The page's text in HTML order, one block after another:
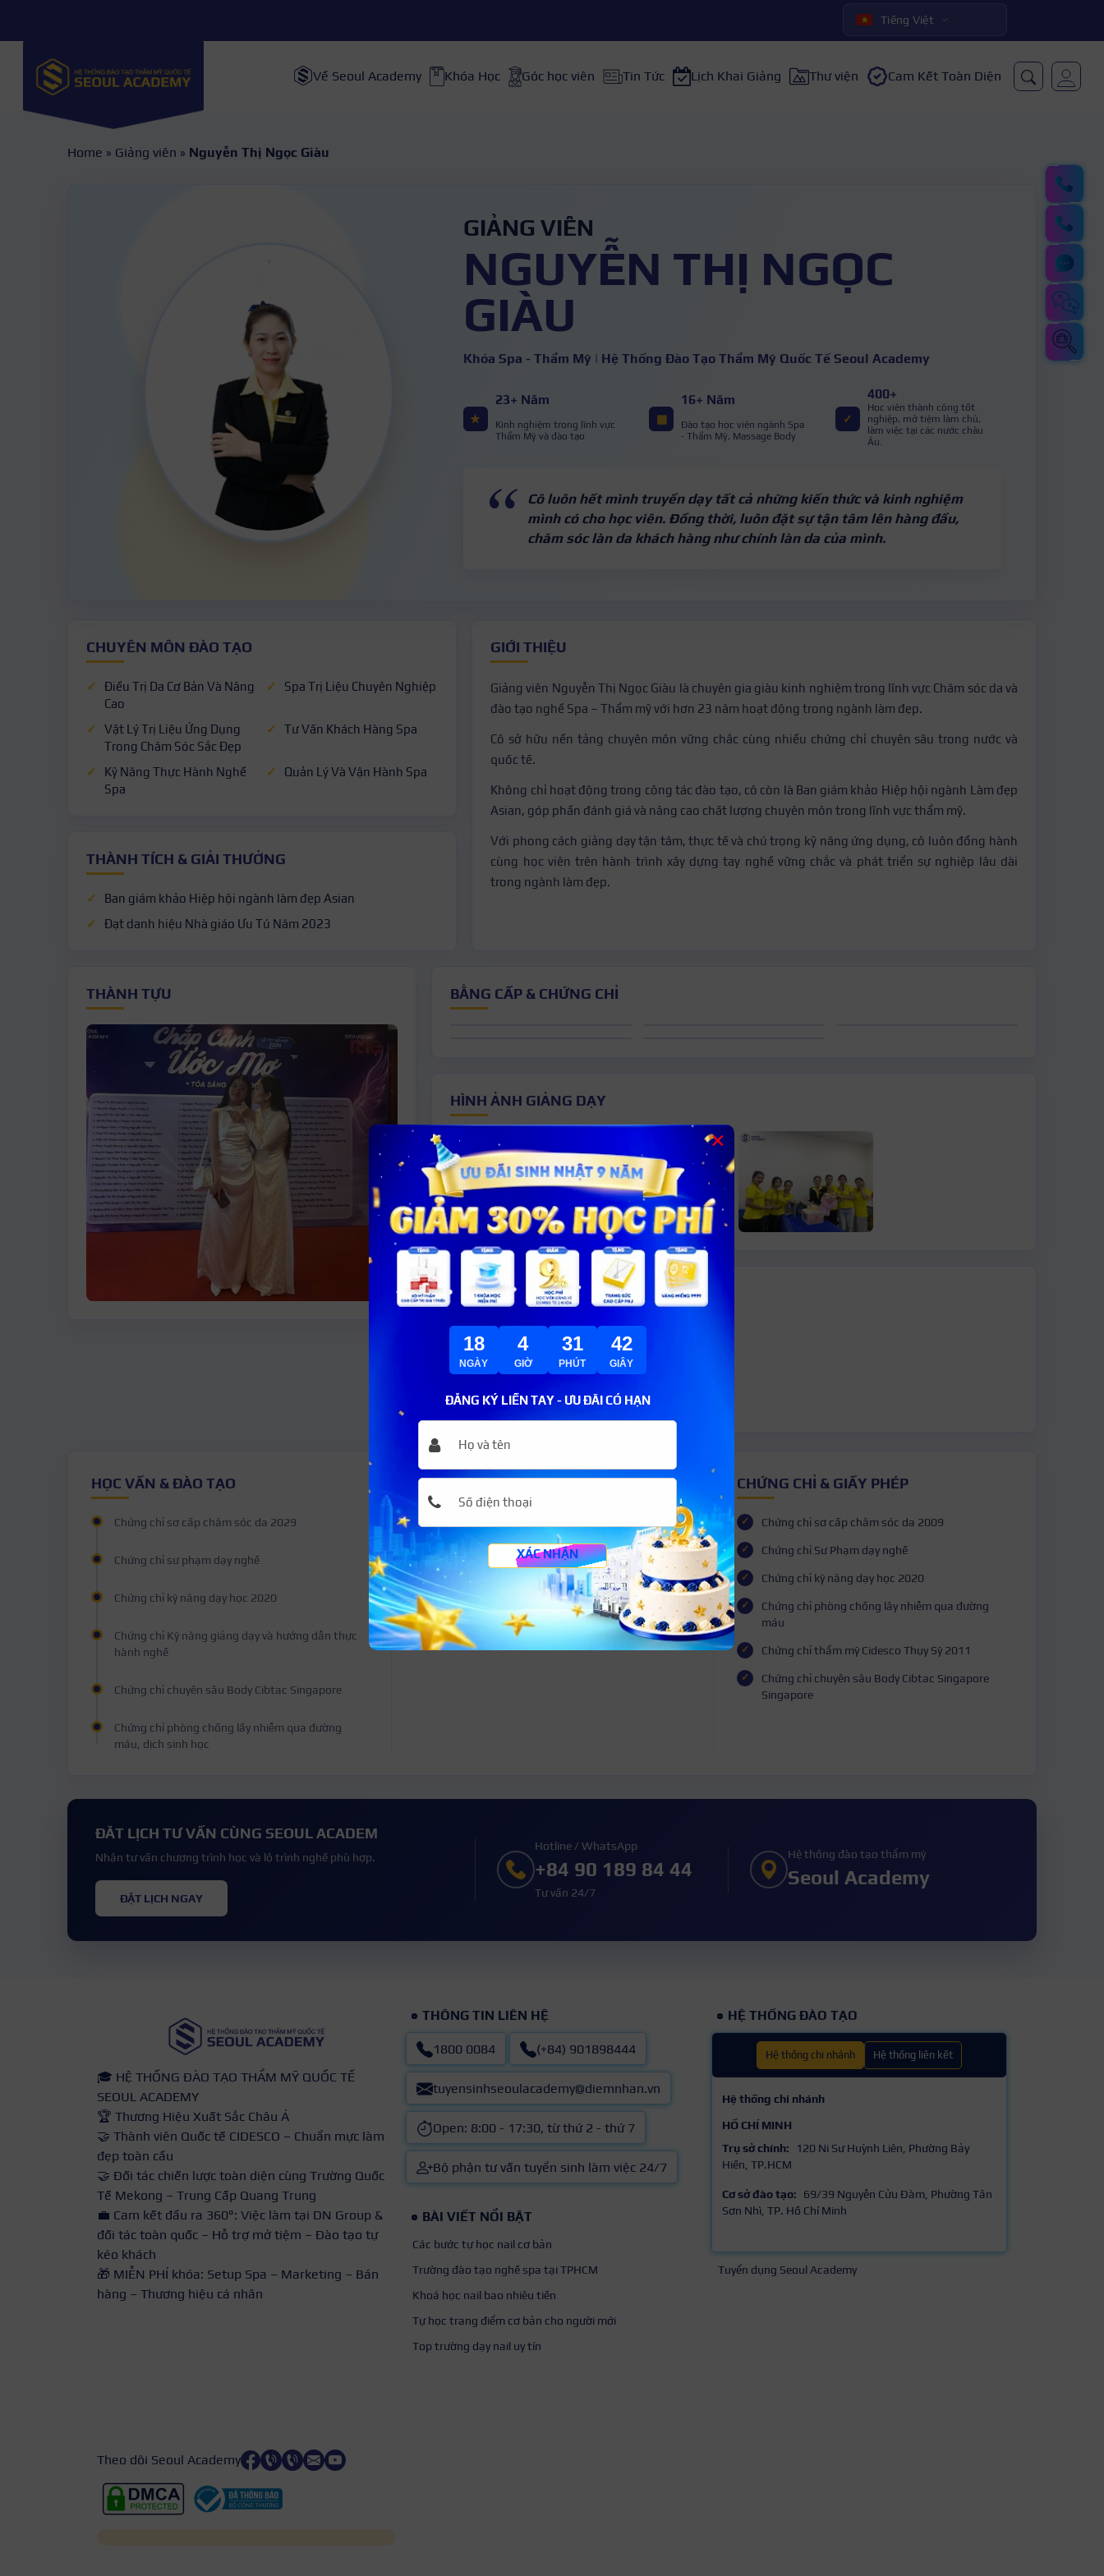
Tiếng Việt
Về Seoul Academy Khóa Học Góc học viên Tin Tức Lịch Khai Giảng Thư viện Cam Kết Toàn Diện
Home » Giảng viên » Nguyễn Thị Ngọc Giàu
GIẢNG VIÊN
NGUYỄN THỊ NGỌC
GIÀU
Khóa Spa - Thẩm Mỹ | Hệ Thống Đào Tạo Thẩm Mỹ Quốc Tế Seoul Academy
★
23+ Năm
Kinh nghiệm trong lĩnh vực
Thẩm Mỹ và đào tạo
▦
16+ Năm
Đào tạo học viên ngành Spa
- Thẩm Mỹ, Massage Body
✓
400+
Học viên thành công tốt
nghiệp, mở tiệm làm chủ,
làm việc tại các nước châu
Âu.
Cô luôn hết mình truyền dạy tất cả những kiến thức và kinh nghiệm
mình có cho học viên. Đồng thời, luôn đặt sự tận tâm lên hàng đầu,
chăm sóc làn da khách hàng như chính làn da của mình.
CHUYÊN MÔN ĐÀO TẠO
Điều Trị Da Cơ Bản Và Nâng
Cao
Spa Trị Liệu Chuyên Nghiệp
Vật Lý Trị Liệu Ứng Dụng
Trong Chăm Sóc Sắc Đẹp
Tư Vấn Khách Hàng Spa
Kỹ Năng Thực Hành Nghề
Spa
Quản Lý Và Vận Hành Spa
GIỚI THIỆU
Giảng viên Nguyễn Thị Ngọc Giàu là chuyên gia giàu kinh nghiệm trong lĩnh vực Chăm sóc da và
đào tạo nghề Spa – Thẩm mỹ với hơn 23 năm hoạt động trong ngành làm đẹp.
Cô sở hữu nền tảng chuyên môn vững chắc cùng nhiều chứng chỉ chuyên sâu trong nước và
quốc tế.
Không chỉ hoạt động trong công tác đào tạo, cô còn là Ban giám khảo Hiệp hội ngành Làm đẹp
Asian, góp phần đánh giá và nâng cao chất lượng chuyên môn trong lĩnh vực thẩm mỹ.
Với phong cách giảng dạy tận tâm, thực tế và chú trọng kỹ năng ứng dụng, cô luôn đồng hành
cùng học viên trên hành trình xây dựng tay nghề vững chắc và phát triển sự nghiệp lâu dài
trong ngành làm đẹp.
THÀNH TÍCH & GIẢI THƯỞNG
Ban giám khảo Hiệp hội ngành làm đẹp Asian
Đạt danh hiệu Nhà giáo Ưu Tú Năm 2023
THÀNH TỰU BẰNG CẤP & CHỨNG CHỈ
HÌNH ẢNH GIẢNG DẠY
THÀNH CÔNG CỦA HỌC VIÊN
HỌC VẤN & ĐÀO TẠO
Chứng chỉ sơ cấp chăm sóc da 2029
Chứng chỉ sư phạm dạy nghề
Chứng chỉ kỹ năng dạy học 2020
Chứng chỉ Kỹ năng giảng dạy và hướng dẫn thực
hành nghề
Chứng chỉ chuyên sâu Body Cibtac Singapore
Chứng chỉ phòng chống lấy nhiễm qua đường
máu, dịch sinh học
KINH NGHIỆM LÀM VIỆC
Sóc da
CHỨNG CHỈ & GIẤY PHÉP
Chứng chỉ sơ cấp chăm sóc da 2009
Chứng chỉ Sư Phạm dạy nghề
Chứng chỉ kỹ năng dạy học 2020
Chứng chỉ phòng chống lây nhiễm qua đường
máu
Chứng chỉ thẩm mỹ Cidesco Thụy Sỹ 2011
Chứng chỉ chuyên sâu Body Cibtac Singapore
Singapore
ĐĂT LỊCH TƯ VẤN CÙNG SEOUL ACADEM
Nhận tư vấn chương trình học và lộ trình nghề phù hợp.
ĐẶT LỊCH NGAY
Hotline / WhatsApp
+84 90 189 84 44
Tư vấn 24/7
Hệ thống đào tạo thẩm mỹ
Seoul Academy
🎓 HỆ THỐNG ĐÀO TẠO THẨM MỸ QUỐC TẾ
SEOUL ACADEMY
🏆 Thương Hiệu Xuất Sắc Châu Á
🤝 Thành viên Quốc tế CIDESCO – Chuẩn mực làm
đẹp toàn cầu
🤝 Đối tác chiến lược toàn diện cùng Trường Quốc
Tế Mekong – Trung Cấp Quang Trung
💼 Cam kết đầu ra 360°: Việc làm tại DN Group &
đối tác toàn quốc – Hỗ trợ mở tiệm – Đào tạo tự
kéo khách
🎁 MIỄN PHÍ khóa: Setup Spa – Marketing – Bán
hàng – Thương hiệu cá nhân
Theo dõi Seoul Academy
THÔNG TIN LIÊN HỆ
1800 0084 (+84) 901898444
tuyensinhseoulacademy@diemnhan.vn
Open: 8:00 - 17:30, từ thứ 2 - thứ 7
Bộ phận tư vấn tuyển sinh làm việc 24/7
BÀI VIẾT NỔI BẬT
Các bước tự học nail cơ bản
Trường đào tạo nghề spa tại TPHCM
Khoá học nail bao nhiêu tiền
Tự học trang điểm cơ bản cho người mới
Top trường dạy nail uy tín
HỆ THỐNG ĐÀO TẠO
Hệ thống chi nhánh Hệ thống liên kết
Hệ thống chi nhánh
HỒ CHÍ MINH
Trụ sở chính:
120 Ni Sư Huỳnh Liên, Phường Bảy
Hiền, TP.HCM
Cơ sở đào tạo:
69/39 Nguyễn Cửu Đàm, Phường Tân
Sơn Nhì, TP. Hồ Chí Minh
Tuyển dụng Seoul Academy
ĐĂNG KÝ LIỀN TAY - ƯU ĐÃI CÓ HẠN
18
NGÀY
4
GIỜ
31
PHÚT
41
GIÂY
×
XÁC NHẬN